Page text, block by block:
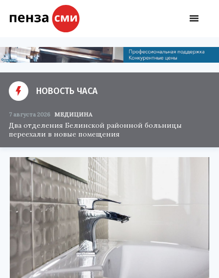
НОВОСТЬ ЧАСА
7 августа 2026 МЕДИЦИНА
Два отделения Белинской районной больницы
переехали в новые помещения